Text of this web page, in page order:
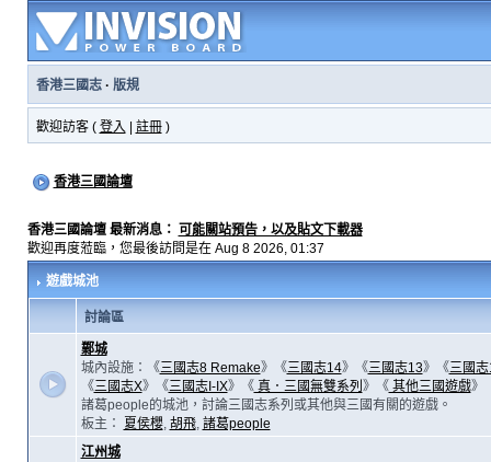
香港三國志· 版規
歡迎訪客 ( 登入 註冊)
香港三國論壇
香港三國論壇 最新消息： 可能關站預告，以及貼文下載器
歡迎再度蒞臨，您最後訪問是在 Aug 8 2026, 01:37
遊戲城池
討論區
鄴城
城內設施：《三國志8 Remake》《三國志14》《三國志13》《三國
《三國志X》《三國志I-IX》《真．三國無雙系列 》《其他三國遊戲》
諸葛people的城池，討論三國志系列或其他與三國有關的遊戲。
板主：
夏侯櫻, 胡飛, 諸葛people
江州城